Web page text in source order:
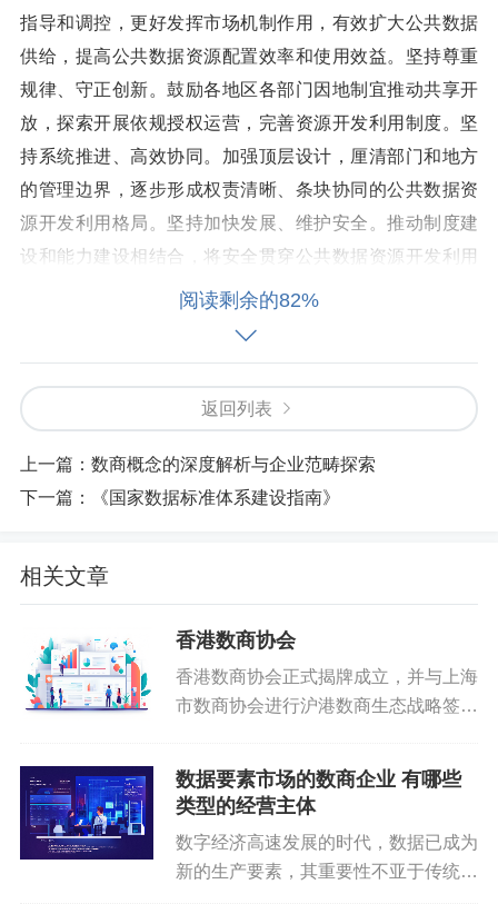
指导和调控，更好发挥市场机制作用，有效扩大公共数据
供给，提高公共数据资源配置效率和使用效益。坚持尊重
规律、守正创新。鼓励各地区各部门因地制宜推动共享开
放，探索开展依规授权运营，完善资源开发利用制度。坚
持系统推进、高效协同。加强顶层设计，厘清部门和地方
的管理边界，逐步形成权责清晰、条块协同的公共数据资
源开发利用格局。坚持加快发展、维护安全。推动制度建
设和能力建设相结合，将安全贯穿公共数据资源开发利用
全过程，防范各种数据风险。
主要目标是：到2025年，公共数据资源开发利用制度
和服务不断丰富，重点行业、地区公共数据资源开发利用
要素作用初步显现。到2030年，公共数据资源开发利用制
度规则更加成熟，资源开发利用体系全面建成，数据流通
求、拓展投资空间、提升治理能力中的要素作用充分发
挥。
二、深化数据要素配置改革，扩大公共数据资源供给
（一）统筹推进政务数据共享。完善政务数据目录，
质量和管理水平。推动主动共享与按需共享相结合，完善
政务数据共享责任清单，做好资源发布工作。强化已有数
据共享平台的支撑作用，围绕“高效办成一件事”，推进跨
层级、跨地域、跨系统、跨部门、跨业务政务数据共享和
阅读剩余的82%
返回列表
上一篇： 数商概念的深度解析与企业范畴探索
下一篇：
《国家数据标准体系建设指南》
相关文章
香港数商协会
香港数商协会正式揭牌成立，并与上海
市数商协会进行沪港数商生态战略签
机构发起并建设联盟链共识节点，就数
链共建展开深度合作。...
数据要素市场的数商企业 有哪些
类型的经营主体
数字经济高速发展的时代，数据已成为
新的生产要素，其重要性不亚于传统的